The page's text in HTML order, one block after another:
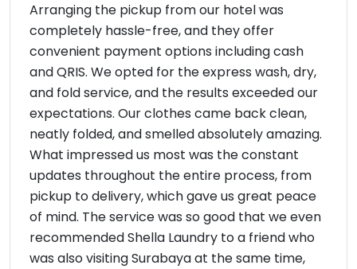
Arranging the pickup from our hotel was
completely hassle-free, and they offer
convenient payment options including cash
and QRIS. We opted for the express wash, dry,
and fold service, and the results exceeded our
expectations. Our clothes came back clean,
neatly folded, and smelled absolutely amazing.
What impressed us most was the constant
updates throughout the entire process, from
pickup to delivery, which gave us great peace
of mind. The service was so good that we even
recommended Shella Laundry to a friend who
was also visiting Surabaya at the same time,